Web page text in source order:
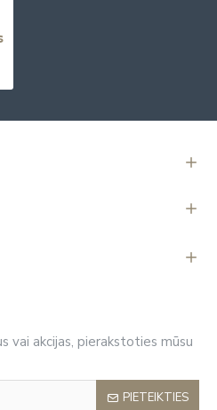
vai akcijas, pierakstoties mūsu
PIETEIKTIES